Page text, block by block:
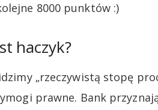
8000 punktów :)
haczyk?
„rzeczywistą stopę
prawne. Bank